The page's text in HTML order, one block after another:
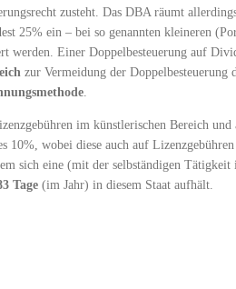
zusteht. Das DBA räumt
25% ein – bei so genannten kleineren
werden. Einer Doppelbesteuerung auf
zur Vermeidung der Doppelbesteuerung
im künstlerischen Bereich
10%, wobei diese auch auf
sich eine (mit der selbständigen Tätigkeit
Tage (im Jahr) in diesem Staat aufhält.